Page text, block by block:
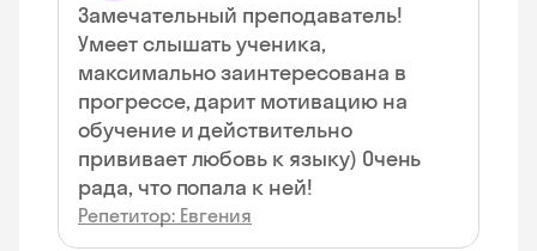
Замечательный преподаватель!
Умеет слышать ученика,
максимально заинтересована в
прогрессе, дарит мотивацию на
обучение и действительно
прививает любовь к языку) Очень
рада, что попала к ней!
Репетитор: Евгения